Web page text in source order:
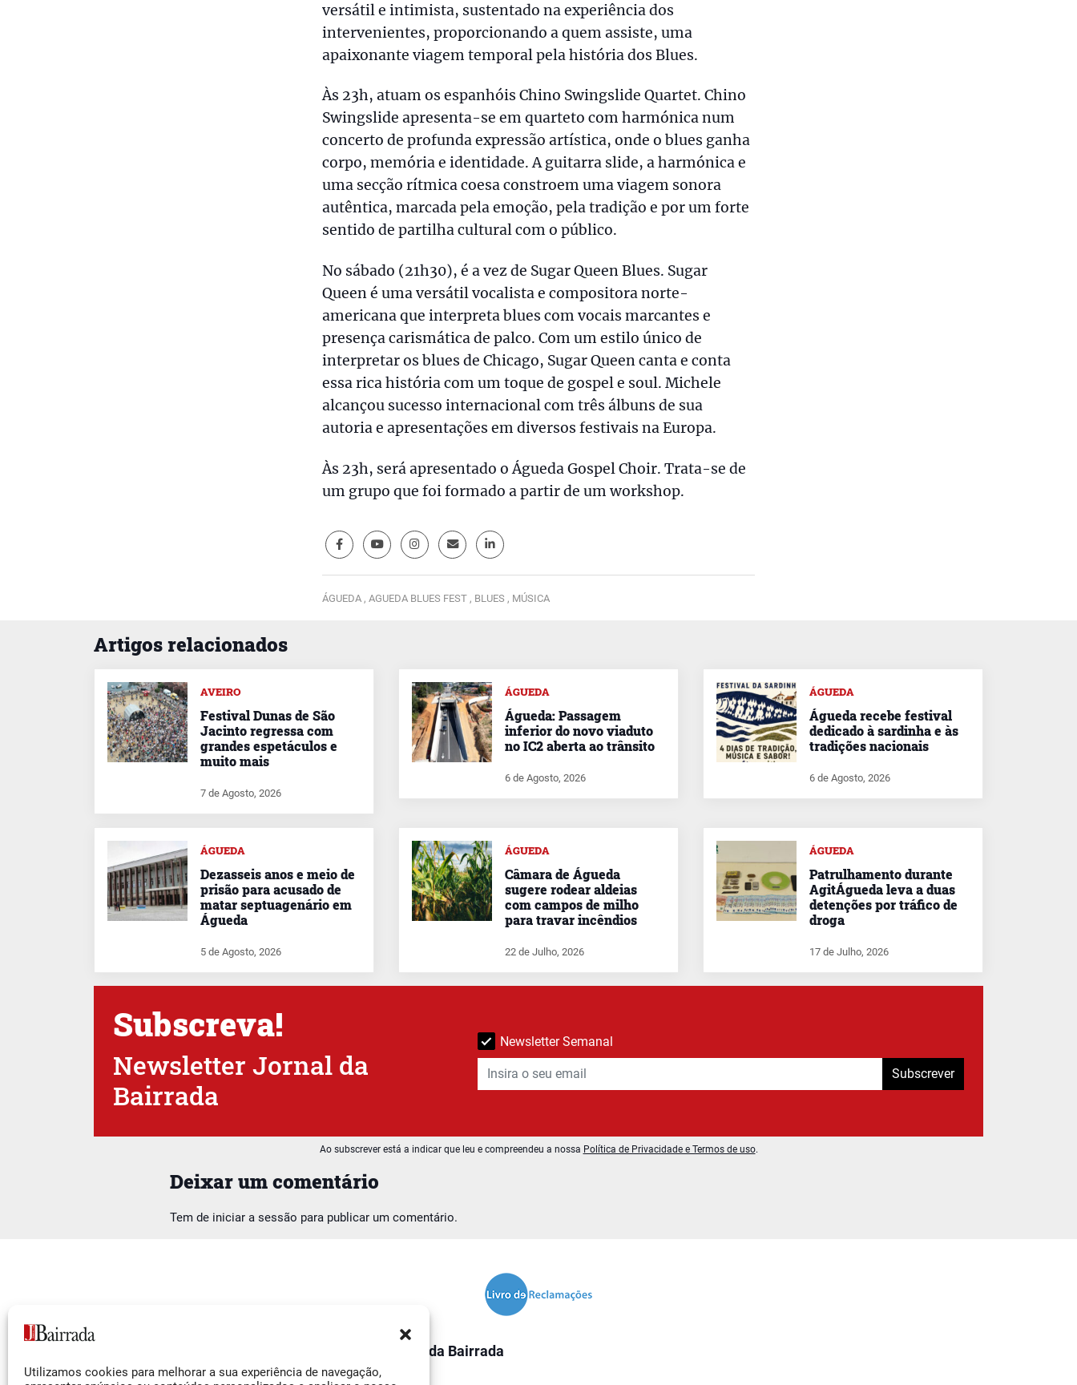
Utilizamos cookies para melhorar a sua experiência de navegação,
versátil e intimista, sustentado na experiência dos
intervenientes, proporcionando a quem assiste, uma
apaixonante viagem temporal pela história dos Blues.
Às 23h, atuam os espanhóis Chino Swingslide Quartet. Chino
Swingslide apresenta-se em quarteto com harmónica num
concerto de profunda expressão artística, onde o blues ganha
corpo, memória e identidade. A guitarra slide, a harmónica e
uma secção rítmica coesa constroem uma viagem sonora
autêntica, marcada pela emoção, pela tradição e por um forte
sentido de partilha cultural com o público.
No sábado (21h30), é a vez de Sugar Queen Blues. Sugar
Queen é uma versátil vocalista e compositora norte-
americana que interpreta blues com vocais marcantes e
presença carismática de palco. Com um estilo único de
interpretar os blues de Chicago, Sugar Queen canta e conta
essa rica história com um toque de gospel e soul. Michele
alcançou sucesso internacional com três álbuns de sua
autoria e apresentações em diversos festivais na Europa.
Às 23h, será apresentado o Águeda Gospel Choir. Trata-se de
um grupo que foi formado a partir de um workshop.
ÁGUEDA , AGUEDA BLUES FEST , BLUES , MÚSICA
Artigos relacionados
Deixar um comentário
Tem de iniciar a sessão para publicar um comentário.
AVEIRO
Festival Dunas de São
Jacinto regressa com
grandes espetáculos e
muito mais
7 de Agosto, 2026
ÁGUEDA
Águeda: Passagem
inferior do novo viaduto
no IC2 aberta ao trânsito
6 de Agosto, 2026
ÁGUEDA
Águeda recebe festival
dedicado à sardinha e às
tradições nacionais
6 de Agosto, 2026
ÁGUEDA
Dezasseis anos e meio de
prisão para acusado de
matar septuagenário em
Águeda
5 de Agosto, 2026
ÁGUEDA
Câmara de Águeda
sugere rodear aldeias
com campos de milho
para travar incêndios
22 de Julho, 2026
ÁGUEDA
Patrulhamento durante
AgitÁgueda leva a duas
detenções por tráfico de
droga
17 de Julho, 2026
Subscreva!
Newsletter Jornal da
Bairrada
Newsletter Semanal
Subscrever
Ao subscrever está a indicar que leu e compreendeu a nossa Política de Privacidade e Termos de uso.
O Jornal da Bairrada